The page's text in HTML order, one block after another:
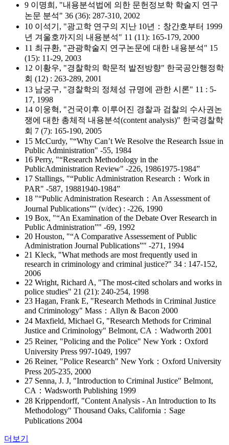
9 이명희, "내용분석법에 의한 문헌정보학 학술지 연구
논문 분석" 36 (36): 287-310, 2002
10 이석기, "광고학 연구의 지난 10년：창간호부터 1999
년 겨울호까지의 내용분석" 11 (11): 165-179, 2000
11 최규환, "관광학술지 연구논문에 대한 내용분석" 15
(15): 11-29, 2003
12 이황우, "경찰학의 학문적 발전방향" 한국공안행정학
회 (12) : 263-289, 2001
13 남궁구, "경찰학의 정체성 규명에 관한 시론" 11 : 5-
17, 1998
14 이웅혁, "건국이후 이루어진 경찰과 검찰의 수사권논
쟁에 대한 총체적 내용분석(content analysis)" 한국경찰학
회 7 (7): 165-190, 2005
15 McCurdy, "“Why Can’t We Resolve the Research Issue in
Public Administration" -55, 1984
16 Perry, "“Research Methodology in the
PublicAdministration Review" -226, 19861975-1984”
17 Stallings, "“Public Administration Research：Work in
PAR" -587, 19881940-1984”
18 "“Public Administration Research：An Assessment of
Journal Publications”" (v/dec) : -226, 1990
19 Box, "“An Examination of the Debate Over Research in
Public Administration”" -69, 1992
20 Houston, "“A Comparative Assessement of Public
Administration Journal Publications”" -271, 1994
21 Kleck, "What methods are most frequently used in
research in criminology and criminal justice?" 34 : 147-152,
2006
22 Wright, Richard A, "The most-cited scholars and works in
police studies" 21 (21): 240-254, 1998
23 Hagan, Frank E, "Research Methods in Criminal Justice
and Criminology" Mass：Allyn & Bacon 2000
24 Maxfield, Michael G, "Research Methods for Criminal
Justice and Criminology" Belmont, CA：Wadworth 2001
25 Reiner, "Policing and the Police" New York：Oxford
University Press 997-1049, 1997
26 Reiner, "Police Research" New York：Oxford University
Press 205-235, 2000
27 Senna, J. J, "Introduction to Criminal Justice" Belmont,
CA：Wadsworth Publishing 1999
28 Krippendorff, "Content Analysis - An Introduction to Its
Methodology" Thousand Oaks, California：Sage
Publications 2004
더보기